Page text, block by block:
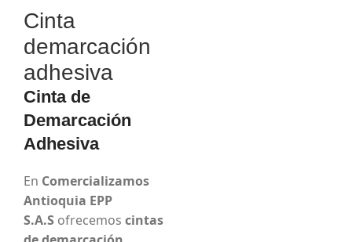
Cinta
demarcación
adhesiva
Cinta de
Demarcación
Adhesiva
En Comercializamos
Antioquia EPP
S.A.S ofrecemos cintas